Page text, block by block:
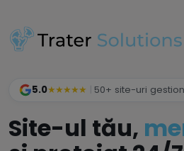
5.0★★★★★ 50+ site-uri
Site-ul tău,